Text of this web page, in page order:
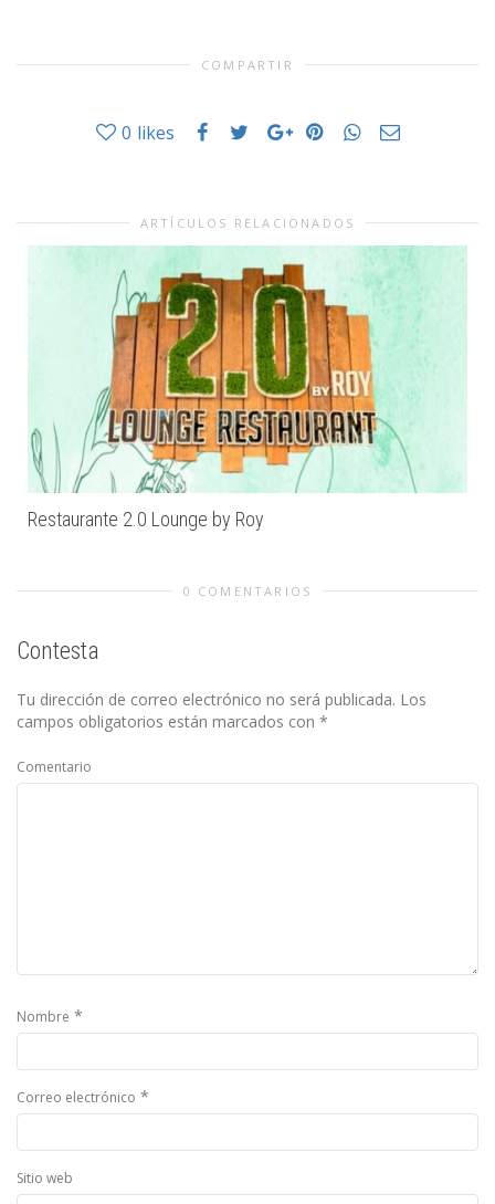
COMPARTIR
0 likes
ARTÍCULOS RELACIONADOS
Restaurante 2.0 Lounge by Roy
0 COMENTARIOS
Contesta
Tu dirección de correo electrónico no será publicada. Los
campos obligatorios están marcados con *
Comentario
Nombre *
Correo electrónico *
Sitio web